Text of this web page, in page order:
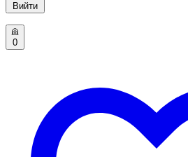
Вийти
0